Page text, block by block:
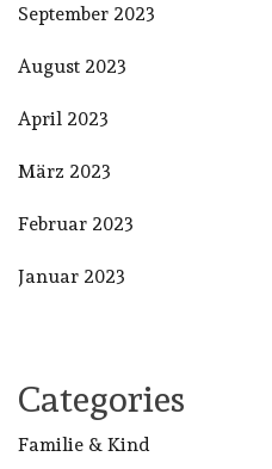
September 2023
August 2023
April 2023
März 2023
Februar 2023
Januar 2023
Categories
Familie & Kind